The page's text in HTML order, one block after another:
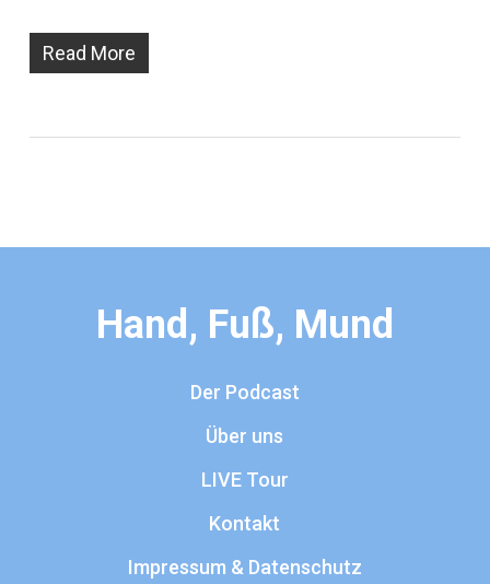
Read More
Hand, Fuß, Mund
Der Podcast
Über uns
LIVE Tour
Kontakt
Impressum & Datenschutz